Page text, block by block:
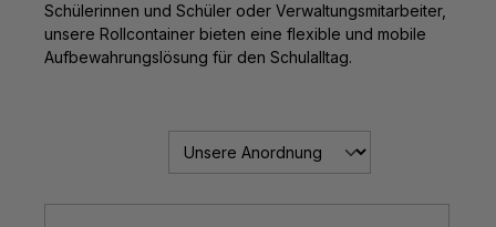
Schülerinnen und Schüler oder Verwaltungsmitarbeiter,
unsere Rollcontainer bieten eine flexible und mobile
Aufbewahrungslösung für den Schulalltag.